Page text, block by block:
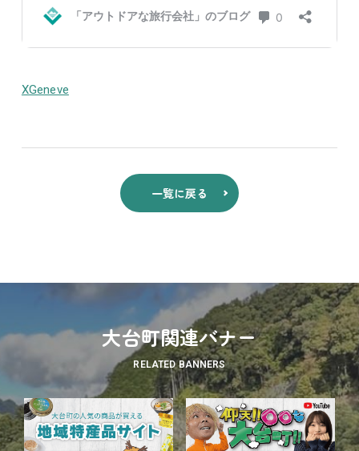
XGeneve
一覧に戻る
大台町関連バナー
RELATED BANNERS